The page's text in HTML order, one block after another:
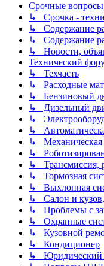
Срочные
↳ Срочка -
↳ Содержание
↳ Содержание
↳ Новости,
Технический
↳ Техчасть
↳ Расходные
↳ Бензиновый
↳ Дизельный
↳
↳
↳
↳
↳ Трансмиссия,
↳ Тормозная
↳ Выхлопная
↳ Салон и
↳ Проблемы с
↳ Охранные
↳ Кузовной
↳ Кондиционер
↳ Юридический